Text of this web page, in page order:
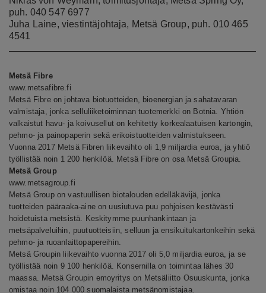
puh. 040 547 6977
Juha Laine, viestintäjohtaja, Metsä Group, puh. 010 465
4541
Metsä Fibre
www.metsafibre.fi
Metsä Fibre on johtava biotuotteiden, bioenergian ja sahatavaran
valmistaja, jonka selluliiketoiminnan tuotemerkki on Botnia. Yhtiön
valkaistut havu- ja koivusellut on kehitetty korkealaatuisen kartongin,
pehmo- ja painopaperin sekä erikoistuotteiden valmistukseen.
Vuonna 2017 Metsä Fibren liikevaihto oli 1,9 miljardia euroa, ja yhtiö
työllistää noin 1 200 henkilöä. Metsä Fibre on osa Metsä Groupia.
Metsä Group
www.metsagroup.fi
Metsä Group on vastuullisen biotalouden edelläkävijä, jonka
tuotteiden pääraaka-aine on uusiutuva puu pohjoisen kestävästi
hoidetuista metsistä. Keskitymme puunhankintaan ja
metsäpalveluihin, puutuotteisiin, selluun ja ensikuitukartonkeihin sekä
pehmo- ja ruoanlaittopapereihin.
Metsä Groupin liikevaihto vuonna 2017 oli 5,0 miljardia euroa, ja se
työllistää noin 9 100 henkilöä. Konsernilla on toimintaa lähes 30
maassa. Metsä Groupin emoyritys on Metsäliitto Osuuskunta, jonka
omistaa noin 104 000 suomalaista metsänomistajaa.